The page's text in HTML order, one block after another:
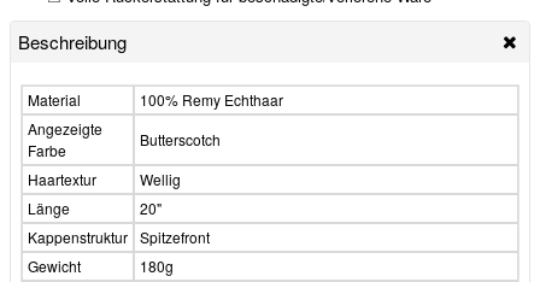
Beschreibung
Material
100% Remy Echthaar
Angezeigte
Farbe
Butterscotch
Haartextur
Wellig
Länge
20"
Kappenstruktur Spitzefront
Gewicht
180g